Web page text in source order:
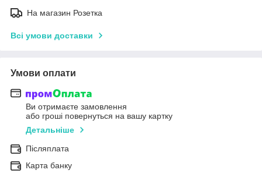
На магазин Розетка
Всі умови доставки
Умови оплати
Ви отримаєте замовлення
або гроші повернуться на вашу картку
Детальніше
Післяплата
Карта банку